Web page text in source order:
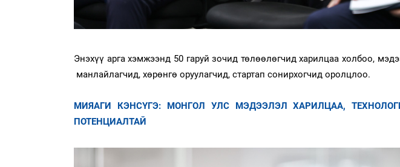
Энэхүү арга хэмжээнд 50 гаруй зочид төлөөлөгчид харилцаа холбоо,
манлайлагчид, хөрөнгө оруулагчид, стартап сонирхогчид оролцлоо.
МИЯАГИ КЭНСҮГЭ: МОНГОЛ УЛС МЭДЭЭЛЭЛ ХАРИЛЦАА,
ПОТЕНЦИАЛТАЙ